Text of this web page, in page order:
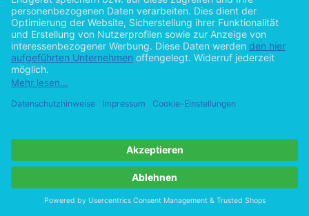
[8]OWN 5, 619.
[9]So gebraucht Overbeck auch die Begriffe ‚Urgeschichte‘ und
‚Entstehungsgeschichte‘ synonym und bewahrt damit die
Urgeschichte vor der Klassifikation als ‚uralt‘, insofern er
‚Entstehung‘ generell als ‚zeitlos‘ charakterisiert und die Geschichte
generell in die relativ-subjektive Zeitlosigkeit versetzt; vgl. aaO.,
621; vgl. ebd.: „[A]lle Beziehung zur Zeit, die sie [scil. die
Geschichte] hat, ist ihr erst durch das Subject ihres Betrachters
[10]AaO., 610.
[11] Ebd.